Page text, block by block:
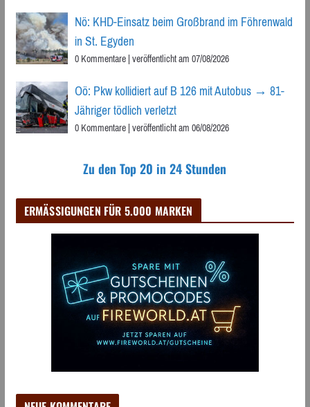
Nö: KHD-Einsatz beim Großbrand im Föhrenwald
in St. Egyden
0 Kommentare|veröffentlicht am 07/08/2026
Oö: Pkw kollidiert auf B 126 mit Autobus → 81-
Jähriger tödlich verletzt
0 Kommentare|veröffentlicht am 06/08/2026
Zu den Top 20 in 24 Stunden
ERMÄSSIGUNGEN FÜR 5.000 MARKEN